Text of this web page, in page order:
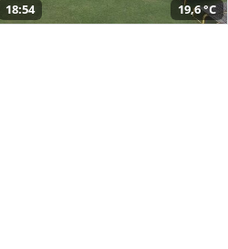
18:54 19,6 °C